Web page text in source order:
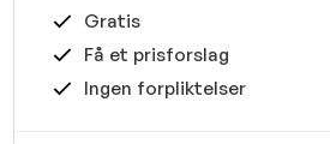
Gratis
Få et prisforslag
Ingen forpliktelser